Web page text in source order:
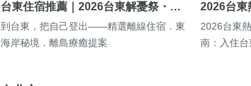
台東住宿推薦｜2026台東解憂祭・…
到台東，把自己登出——精選離線住宿．東
海岸秘境．離島療癒提案
2026台
2026台東
南：入住